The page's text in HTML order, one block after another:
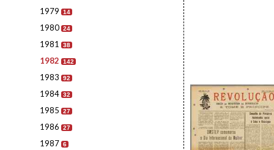
1979 14
1980 24
1981 38
1982 142
1983 92
1984 32
1985 27
1986 27
1987 6